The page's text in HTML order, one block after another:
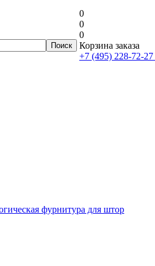
0
0
0
Корзина заказа
+7 (495) 228-72-27
фурнитура для штор